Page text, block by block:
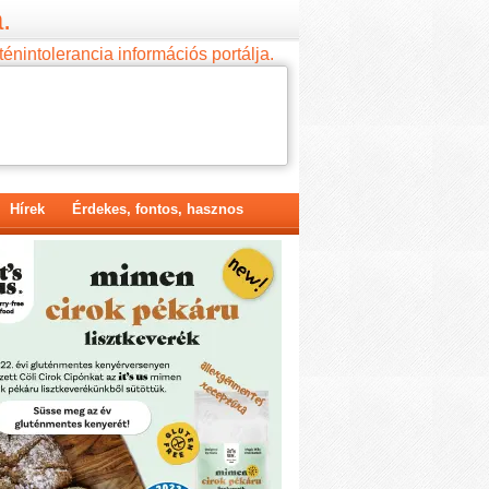
információs portálja.
Hírek Érdekes, fontos, hasznos